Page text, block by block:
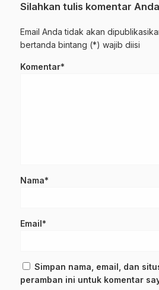
Silahkan tulis komentar Anda
Email Anda tidak akan
bertanda bintang (*) wajib diisi
Komentar*
Nama*
Email*
Simpan nama, email, dan
peramban ini untuk komentar